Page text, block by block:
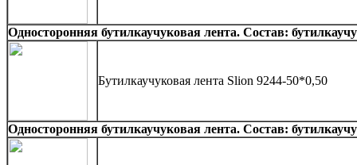
Односторонняя бутилкаучуковая лента. Состав:
Бутилкаучуковая лента Slion 9244-50*0,50
Односторонняя бутилкаучуковая лента. Состав: